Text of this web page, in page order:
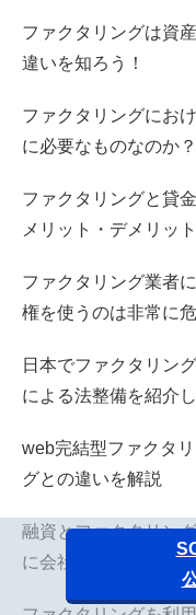
ファクタリングは資
違いを知ろう！
ファクタリングにお
に必要なものなのか？
ファクタリングと貸
メリット・デメリッ
ファクタリング業者
権を使うのは非常に危
日本でファクタリン
による法整備を紹介
web完結型ファクタ
グとの違いを解説
融資とファクタリン
に会社の運営する区